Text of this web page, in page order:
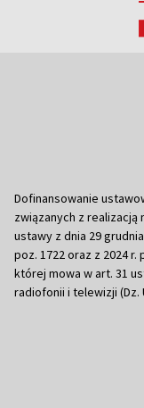
Dofinansowanie
związanych z realizacją
ustawy z dnia 29
poz. 1722 oraz z 2024
której mowa w art. 31
radiofonii i telewizji (Dz.